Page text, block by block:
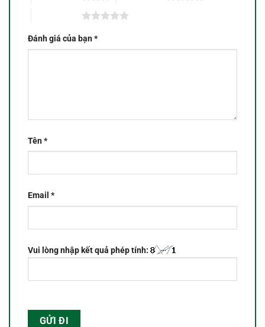
Đánh giá của bạn*
Tên*
Email *
Vui lòng nhập kết quả phép tính: